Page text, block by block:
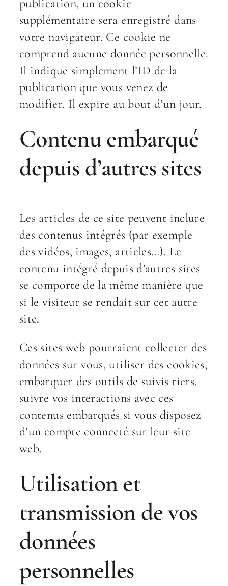
publication, un cookie
supplémentaire sera enregistré dans
votre navigateur. Ce cookie ne
comprend aucune donnée personnelle.
Il indique simplement l’ID de la
publication que vous venez de
modifier. Il expire au bout d’un jour.
Contenu embarqué
depuis d’autres sites
Les articles de ce site peuvent inclure
des contenus intégrés (par exemple
des vidéos, images, articles…). Le
contenu intégré depuis d’autres sites
se comporte de la même manière que
si le visiteur se rendait sur cet autre
site.
Ces sites web pourraient collecter des
données sur vous, utiliser des cookies,
embarquer des outils de suivis tiers,
suivre vos interactions avec ces
contenus embarqués si vous disposez
d’un compte connecté sur leur site
web.
Utilisation et
transmission de vos
données
personnelles